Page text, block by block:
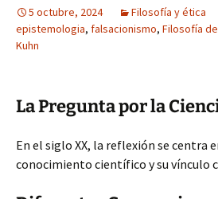
5 octubre, 2024 Filosofía y ética
epistemologia, falsacionismo, Filosofía
Kuhn
La Pregunta por la
En el siglo XX, la reflexión se centra
conocimiento científico y su vínculo